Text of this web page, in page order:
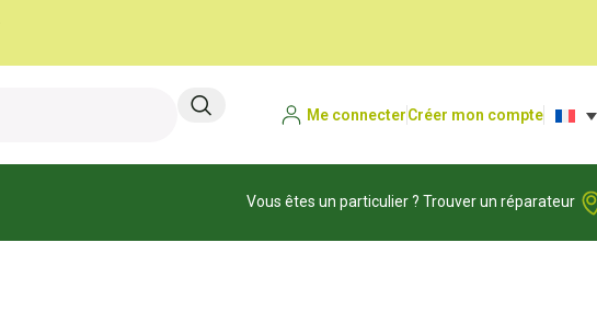
Me connecterCréer mon compte
Vous êtes un particulier ? Trouver un réparateur